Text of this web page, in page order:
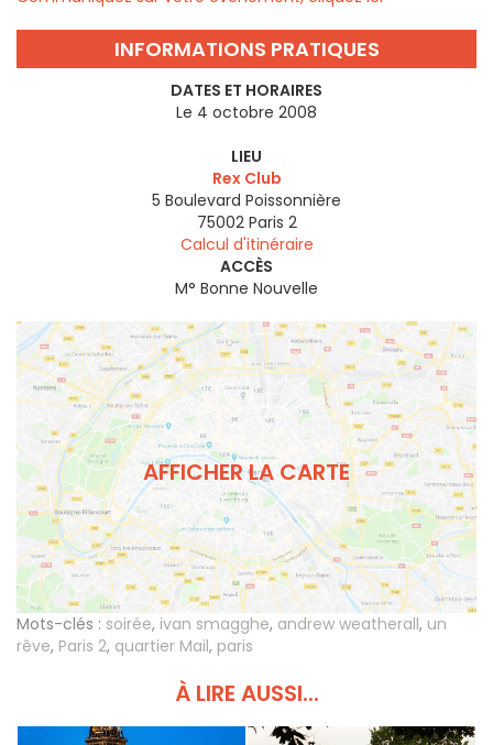
INFORMATIONS PRATIQUES
DATES ET HORAIRES
Le 4 octobre 2008
LIEU
Rex Club
5 Boulevard Poissonnière
75002 Paris 2
Calcul d'itinéraire
ACCÈS
M° Bonne Nouvelle
AFFICHER LA CARTE
Mots-clés : soirée, ivan smagghe, andrew weatherall, un
rêve, Paris 2, quartier Mail, paris
À LIRE AUSSI...